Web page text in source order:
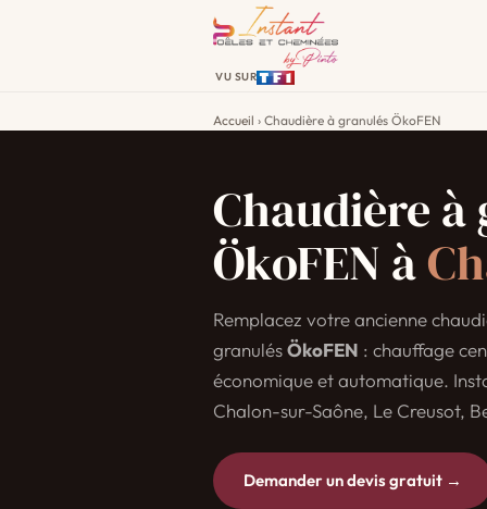
VU SUR
Accueil › Chaudière à granulés ÖkoFEN
Chaudière à
ÖkoFEN à
Remplacez votre ancienne
granulésÖkoFEN : chauffage
économique et automatique.
Chalon-sur-Saône, Le Creusot,
Demander un devis gratuit →